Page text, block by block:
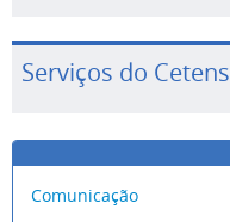
Serviços do Cetens
Comunicação